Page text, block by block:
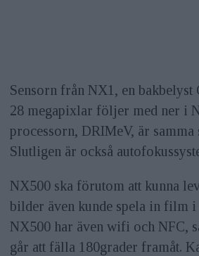
Sensorn från NX1, en bakbelyst
28 megapixlar följer med ner i
processorn, DRIMeV, är
Slutligen är också
NX500 ska förutom att kunna
bilder även kunde spela in film
NX500 har även wifi och NFC,
går att fälla 180grader framåt.